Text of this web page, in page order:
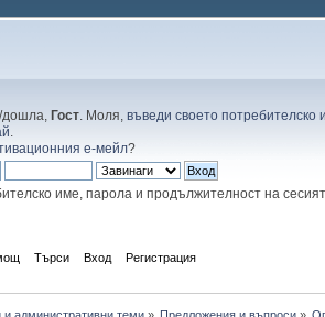
Гост . Моля, въведи своето потребителско
е-мейл?
име, парола и продължителност на
Търси Вход Регистрация